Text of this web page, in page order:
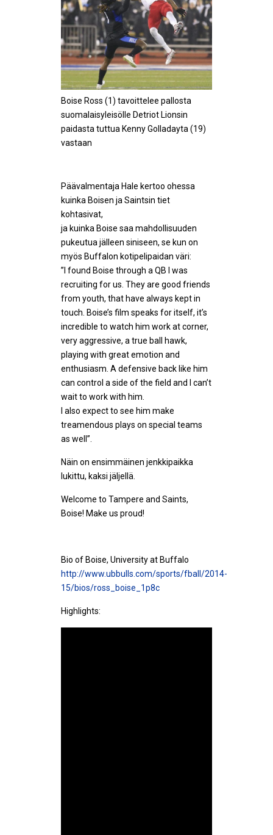
Boise Ross (1) tavoittelee pallosta
suomalaisyleisölle Detriot Lionsin
paidasta tuttua Kenny Golladayta (19)
vastaan
Päävalmentaja Hale kertoo ohessa
kuinka Boisen ja Saintsin tiet
kohtasivat,
ja kuinka Boise saa mahdollisuuden
pukeutua jälleen siniseen, se kun on
myös Buffalon kotipelipaidan väri:
”I found Boise through a QB I was
recruiting for us. They are good friends
from youth, that have always kept in
touch. Boise’s film speaks for itself, it’s
incredible to watch him work at corner,
very aggressive, a true ball hawk,
playing with great emotion and
enthusiasm. A defensive back like him
can control a side of the field and I can’t
wait to work with him.
I also expect to see him make
treamendous plays on special teams
as well”.
Näin on ensimmäinen jenkkipaikka
lukittu, kaksi jäljellä.
Welcome to Tampere and Saints,
Boise! Make us proud!
Bio of Boise, University at Buffalo
http://www.ubbulls.com/sports/fball/2014-
15/bios/ross_boise_1p8c
Highlights: